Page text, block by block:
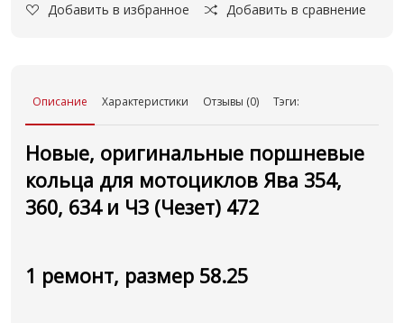
Добавить в избранное Добавить в сравнение
Описание Характеристики Отзывы (0) Тэги:
Новые, оригинальные поршневые
кольца для мотоциклов Ява 354,
360, 634 и ЧЗ (Чезет) 472
1 ремонт, размер 58.25